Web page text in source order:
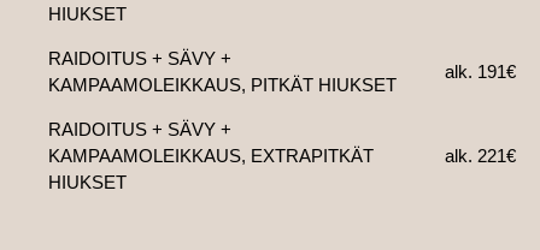
HIUKSET
RAIDOITUS + SÄVY +
KAMPAAMOLEIKKAUS, PITKÄT HIUKSET
alk. 191€
RAIDOITUS + SÄVY +
KAMPAAMOLEIKKAUS, EXTRAPITKÄT
HIUKSET
alk. 221€